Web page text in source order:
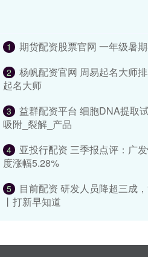
1 期货配资股票官网 一年级暑
2
杨帆配资官网 周易起名大师
起名大师
3
益群配资平台 细胞DNA提取
吸附_裂解_产品
4
亚投行配资 三季报点评：广
度涨幅5.28%
5
目前配资 研发人员降超三成
丨打新早知道